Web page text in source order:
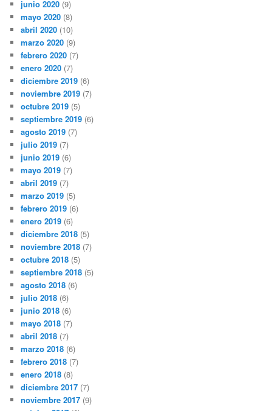
junio 2020 (9)
mayo 2020 (8)
abril 2020 (10)
marzo 2020 (9)
febrero 2020 (7)
enero 2020 (7)
diciembre 2019 (6)
noviembre 2019 (7)
octubre 2019 (5)
septiembre 2019 (6)
agosto 2019 (7)
julio 2019 (7)
junio 2019 (6)
mayo 2019 (7)
abril 2019 (7)
marzo 2019 (5)
febrero 2019 (6)
enero 2019 (6)
diciembre 2018 (5)
noviembre 2018 (7)
octubre 2018 (5)
septiembre 2018 (5)
agosto 2018 (6)
julio 2018 (6)
junio 2018 (6)
mayo 2018 (7)
abril 2018 (7)
marzo 2018 (6)
febrero 2018 (7)
enero 2018 (8)
diciembre 2017 (7)
noviembre 2017 (9)